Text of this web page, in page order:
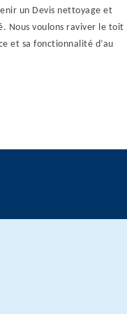
un Devis nettoyage et
Nous voulons raviver le toit
et sa fonctionnalité d’au